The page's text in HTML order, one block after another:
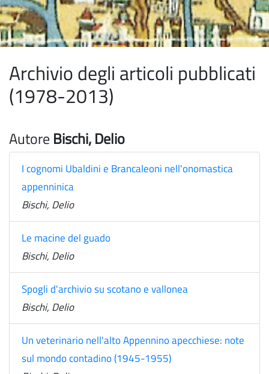
Archivio degli articoli pubblicati
(1978-2013)
Autore Bischi, Delio
I cognomi Ubaldini e Brancaleoni nell'onomastica
appenninica
Bischi, Delio
Le macine del guado
Bischi, Delio
Spogli d'archivio su scotano e vallonea
Bischi, Delio
Un veterinario nell'alto Appennino apecchiese: note
sul mondo contadino (1945-1955)